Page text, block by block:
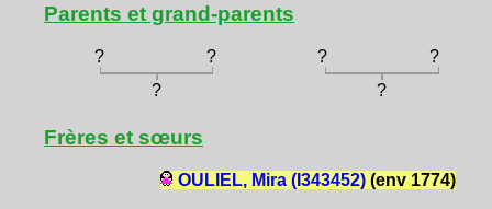
Parents et grand-parents
? ? ?
?
?
?
Frères et sœurs
OULIEL, Mira (I343452)(env 1774)